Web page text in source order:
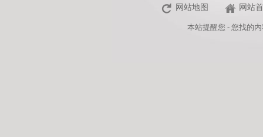
网站地图 网站
本站提醒您 - 您找的